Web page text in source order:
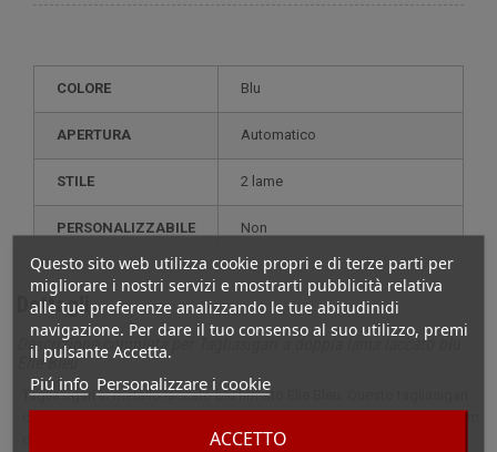
Questo sito web utilizza cookie propri e di terze parti per
migliorare i nostri servizi e mostrarti pubblicità relativa
alle tue preferenze analizzando le tue abitudinidi
navigazione. Per dare il tuo consenso al suo utilizzo, premi
il pulsante Accetta.
Piú info Personalizzare i cookie
ACCETTO
COLORE Blu
APERTURA Automatico
STILE 2 lame
PERSONALIZZABILE non
Dettagli
Descrizione completa per Tagliasigari a doppia lama laccato blu
Elie Bleu
Tagliasigari in metallo laccato blu firmato Elie Bleu. Questo tagliasigari
consente un taglio pulito e veloce del sigaro, purché non superi i 2,2 cm